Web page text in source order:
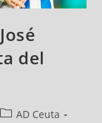
del
AD Ceuta